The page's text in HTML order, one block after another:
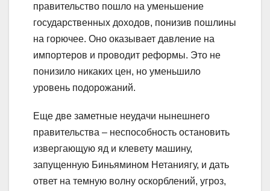
правительство пошло на уменьшение
государственных доходов, понизив пошлины
на горючее. Оно оказывает давление на
импортеров и проводит реформы. Это не
понизило никаких цен, но уменьшило
уровень подорожаний.
Еще две заметные неудачи нынешнего
правительства – неспособность остановить
извергающую яд и клевету машину,
запущенную Биньямином Нетаниягу, и дать
ответ на темную волну оскорблений, угроз,